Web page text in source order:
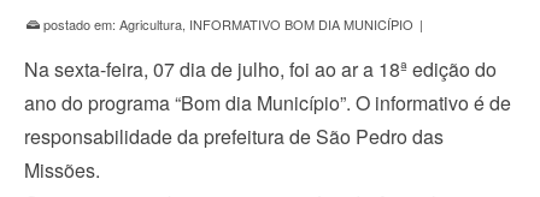
postado em: Agricultura, INFORMATIVO BOM DIA MUNICÍPIO |
Na sexta-feira, 07 dia de julho, foi ao ar a 18ª edição do
ano do programa “Bom dia Município”. O informativo é de
responsabilidade da prefeitura de São Pedro das
Missões.